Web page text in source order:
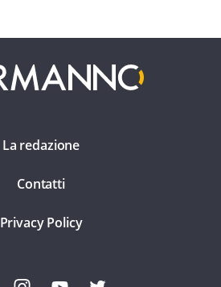
La redazione
Contatti
Privacy Policy